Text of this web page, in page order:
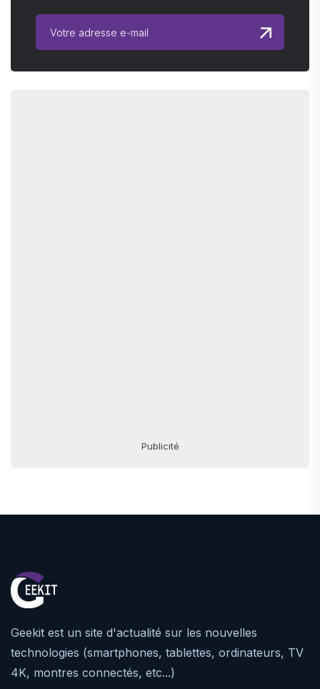
Publicité
Geekit est un site d'actualité sur les nouvelles
technologies (smartphones, tablettes, ordinateurs, TV
4K, montres connectés, etc...)